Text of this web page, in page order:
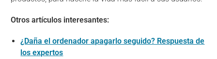
Otros artículos interesantes:
¿Daña el ordenador apagarlo seguido? Respuesta de
los expertos